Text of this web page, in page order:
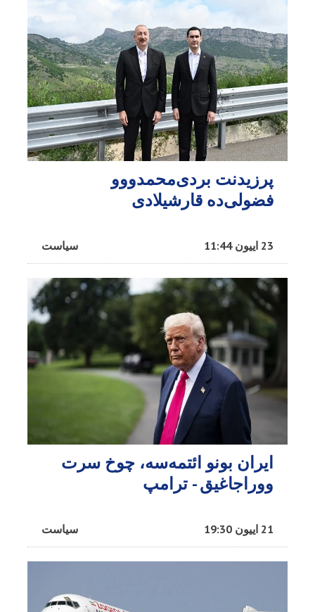
پرزیدنت بردی‌محمدووو
فضولی‌ده قارشیلادی
سیاست 23 اییون 11:44
ایران بونو ائتمه‌سه، چوخ سرت
ووراجاغیق - ترامپ
سیاست 21 اییون 19:30